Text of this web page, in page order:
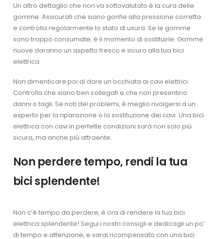
Un altro dettaglio che non va sottovalutato è la cura delle
gomme. Assicurati che siano gonfie alla pressione corretta
e controlla regolarmente lo stato di usura. Se le gomme
sono troppo consumate, è il momento di sostituirle. Gomme
nuove daranno un aspetto fresco e sicuro alla tua bici
elettrica.
Non dimenticare poi di dare un’occhiata ai cavi elettrici.
Controlla che siano ben collegati e che non presentino
danni o tagli. Se noti dei problemi, è meglio rivolgersi a un
esperto per la riparazione o la sostituzione dei cavi. Una bici
elettrica con cavi in perfette condizioni sarà non solo più
sicura, ma anche più attraente.
Non perdere tempo, rendi la tua
bici splendente!
Non c’è tempo da perdere, è ora di rendere la tua bici
elettrica splendente! Segui i nostri consigli e dedicagli un po’
di tempo e attenzione, e sarai ricompensato con una bici